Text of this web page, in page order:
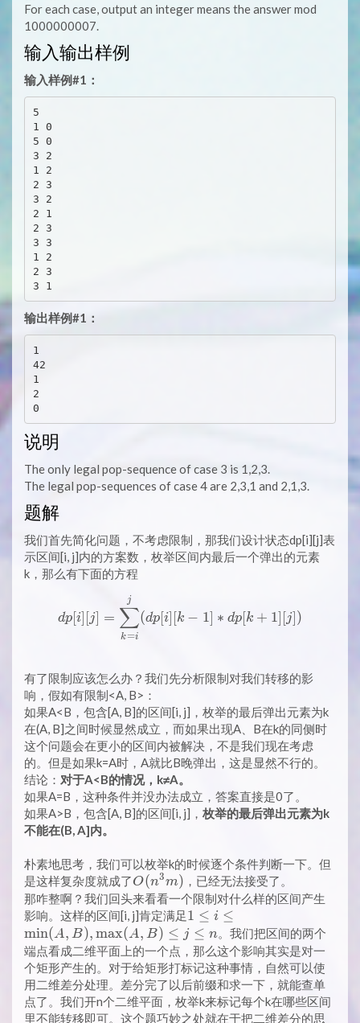
For each case, output an integer means the answer mod
1000000007.
输入输出样例
输入样例#1：
5
1 0
5 0
3 2
1 2
2 3
3 2
2 1
2 3
3 3
1 2
2 3
输出样例#1：
1
42
1
2
说明
The only legal pop-sequence of case 3 is 1,2,3.
The legal pop-sequences of case 4 are 2,3,1 and 2,1,3.
题解
我们首先简化问题，不考虑限制，那我们设计状态dp[i][j]表
示区间[i, j]内的方案数，枚举区间内最后一个弹出的元素
k，那么有下面的方程
dp[i] [j] =
k=i
∑
j
(dp[i] [k − 1] ∗ dp[k + 1] [j] )
有了限制应该怎么办？我们先分析限制对我们转移的影
响，假如有限制<A, B>：
如果A<B，包含[A, B]的区间[i, j]，枚举的最后弹出元素为k
在(A, B]之间时候显然成立，而如果出现A、B在k的同侧时
这个问题会在更小的区间内被解决，不是我们现在考虑
的。但是如果k=A时，A就比B晚弹出，这是显然不行的。
结论： 对于A<B的情况，k≠A。
如果A=B，这种条件并没办法成立，答案直接是0了。
如果A>B，包含[A, B]的区间[i, j]， 枚举的最后弹出元素为k
不能在(B, A]内。
朴素地思考，我们可以枚举k的时候逐个条件判断一下。但
是这样复杂度就成了O(n^3m)
O(n3m) ，已经无法接受了。
那咋整啊？我们回头来看看一个限制对什么样的区间产生
影响。这样的区间[i, j]肯定满足1 \leq i
\leq
\min(A,
B),
\max(A,
B) \leq j
\leq n
1 ≤ i ≤
min(A, B),max(A, B) ≤ j ≤ n。我们把区间的两个
端点看成二维平面上的一个点，那么这个影响其实是对一
个矩形产生的。对于给矩形打标记这种事情，自然可以使
用二维差分处理。差分完了以后前缀和求一下，就能查单
点了。我们开n个二维平面，枚举k来标记每个k在哪些区间
里不能转移即可。这个题巧妙之处就在于把二维差分的思